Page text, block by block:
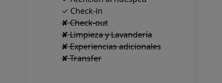
✓ Check-in
✘ Check-out
✘ Limpieza y Lavandería
✘ Experiencias adicionales
✘ Transfer